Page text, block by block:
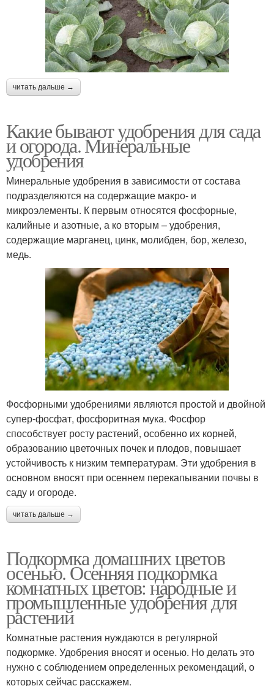
читать дальше →
Какие бывают удобрения для сада
и огорода. Минеральные
удобрения
Минеральные удобрения в зависимости от состава
подразделяются на содержащие макро- и
микроэлементы. К первым относятся фосфорные,
калийные и азотные, а ко вторым – удобрения,
содержащие марганец, цинк, молибден, бор, железо,
медь.
Фосфорными удобрениями являются простой и двойной
супер-фосфат, фосфоритная мука. Фосфор
способствует росту растений, особенно их корней,
образованию цветочных почек и плодов, повышает
устойчивость к низким температурам. Эти удобрения в
основном вносят при осеннем перекапывании почвы в
саду и огороде.
читать дальше →
Подкормка домашних цветов
осенью. Осенняя подкормка
комнатных цветов: народные и
промышленные удобрения для
растений
Комнатные растения нуждаются в регулярной
подкормке. Удобрения вносят и осенью. Но делать это
нужно с соблюдением определенных рекомендаций, о
которых сейчас расскажем.